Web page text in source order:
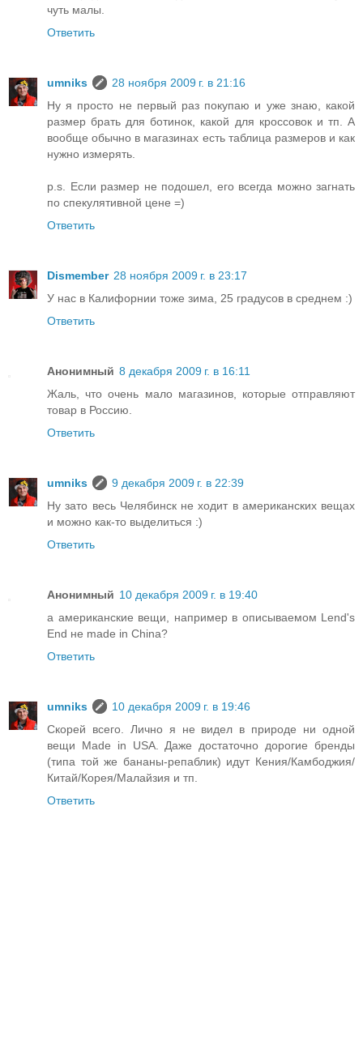
чуть малы.
Ответить
umniks
28 ноября 2009 г. в 21:16
Ну я просто не первый раз покупаю и уже знаю, какой
размер брать для ботинок, какой для кроссовок и тп. А
вообще обычно в магазинах есть таблица размеров и как
нужно измерять.
p.s. Если размер не подошел, его всегда можно загнать
по спекулятивной цене =)
Ответить
Dismember 28 ноября 2009 г. в 23:17
У нас в Калифорнии тоже зима, 25 градусов в среднем :)
Ответить
Анонимный 8 декабря 2009 г. в 16:11
Жаль, что очень мало магазинов, которые отправляют
товар в Россию.
Ответить
umniks
9 декабря 2009 г. в 22:39
Ну зато весь Челябинск не ходит в американских вещах
и можно как-то выделиться :)
Ответить
Анонимный 10 декабря 2009 г. в 19:40
а американские вещи, например в описываемом Lend's
End не made in China?
Ответить
umniks
10 декабря 2009 г. в 19:46
Скорей всего. Лично я не видел в природе ни одной
вещи Made in USA. Даже достаточно дорогие бренды
(типа той же бананы-репаблик) идут Кения/Камбоджия/
Китай/Корея/Малайзия и тп.
Ответить